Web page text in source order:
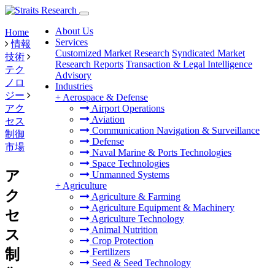
About Us
Services
Customized Market Research Syndicated Market
Research Reports Transaction & Legal Intelligence
Advisory
Industries
+ Aerospace & Defense
Airport Operations
Aviation
Communication Navigation & Surveillance
Defense
Naval Marine & Ports Technologies
Space Technologies
Unmanned Systems
+ Agriculture
Agriculture & Farming
Agriculture Equipment & Machinery
Agriculture Technology
Animal Nutrition
Crop Protection
Fertilizers
Seed & Seed Technology
Home
情報
技術
テク
ノロ
ジー
アク
セス
制御
市場
ア
ク
セ
ス
制